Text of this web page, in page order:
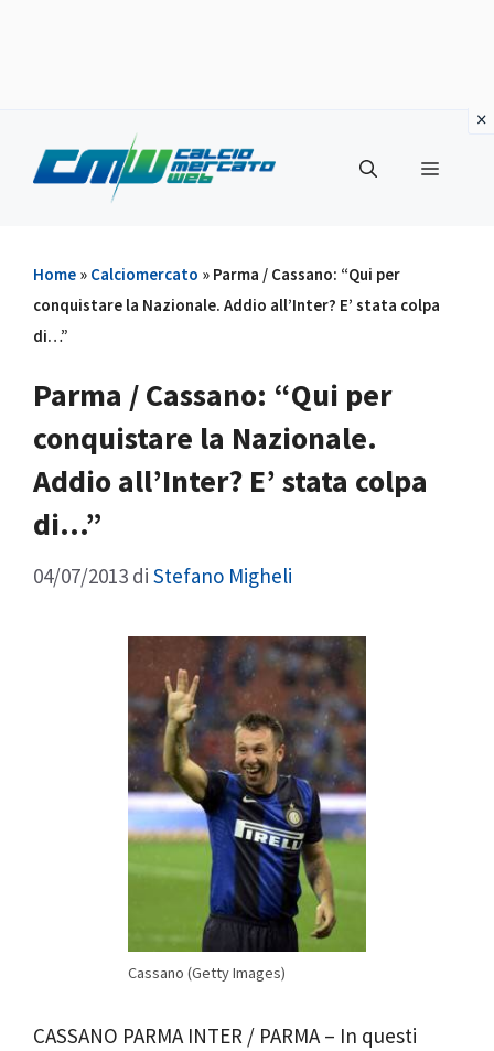
contenuto
Menu
Home » Calciomercato » Parma / Cassano: “Qui per
conquistare la Nazionale. Addio all’Inter? E’ stata colpa
di…”
Parma / Cassano: “Qui per
conquistare la Nazionale.
Addio all’Inter? E’ stata colpa
di…”
04/07/2013 di Stefano Migheli
Cassano (Getty Images)
CASSANO PARMA INTER / PARMA – In questi